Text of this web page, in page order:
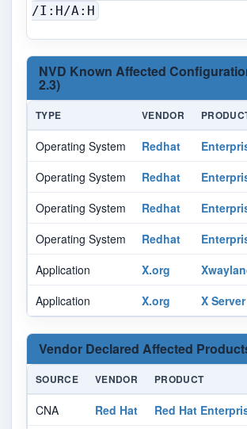
/I:H/A:H
NVD Known Affected
2.3)
TYPE VENDOR
Operating System Redhat
Operating System
Redhat
Operating System
Redhat
Operating System
Redhat
Application
X.org
Application
X.org X Server
Vendor Declared Affected
SOURCE VENDOR PRODUCT
CNA Red Hat
Red Hat